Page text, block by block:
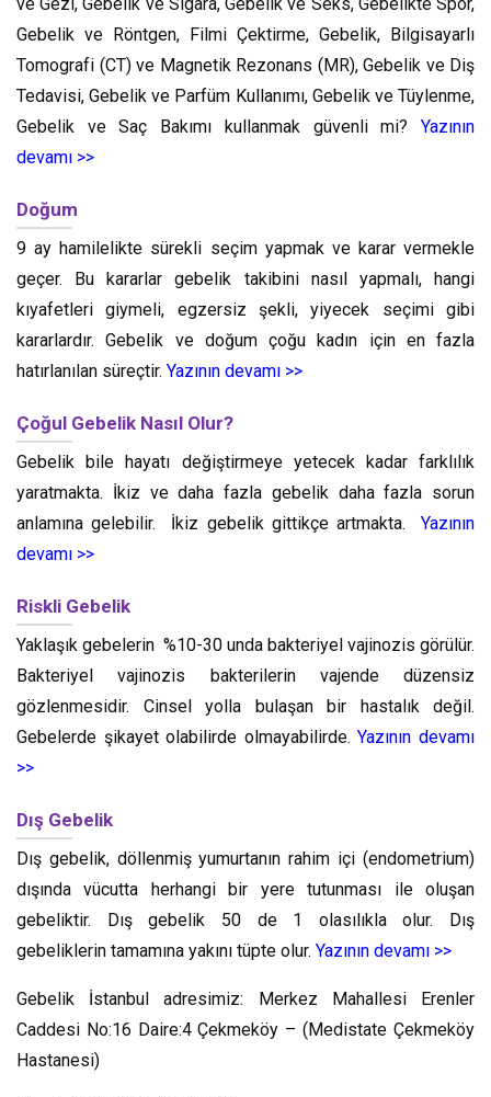
Gebelik ve Röntgen, Filmi Çektirme, Gebelik, Bilgisayarlı
Tomografi (CT) ve Magnetik Rezonans (MR), Gebelik ve Diş
Tedavisi, Gebelik ve Parfüm Kullanımı, Gebelik ve Tüylenme,
Gebelik ve Saç Bakımı kullanmak güvenli mi? Yazının
devamı >>
Doğum
9 ay hamilelikte sürekli seçim yapmak ve karar vermekle
geçer. Bu kararlar gebelik takibini nasıl yapmalı, hangi
kıyafetleri giymeli, egzersiz şekli, yiyecek seçimi gibi
kararlardır. Gebelik ve doğum çoğu kadın için en fazla
hatırlanılan süreçtir. Yazının devamı >>
Çoğul Gebelik Nasıl Olur?
Gebelik bile hayatı değiştirmeye yetecek kadar farklılık
yaratmakta. İkiz ve daha fazla gebelik daha fazla sorun
anlamına gelebilir. İkiz gebelik gittikçe artmakta. Yazının
devamı >>
Riskli Gebelik
Yaklaşık gebelerin %10-30 unda bakteriyel vajinozis görülür.
Bakteriyel vajinozis bakterilerin vajende düzensiz
gözlenmesidir. Cinsel yolla bulaşan bir hastalık değil.
Gebelerde şikayet olabilirde olmayabilirde.Yazının devamı
>>
Dış Gebelik
Dış gebelik, döllenmiş yumurtanın rahim içi (endometrium)
dışında vücutta herhangi bir yere tutunması ile oluşan
gebeliktir. Dış gebelik 50 de 1 olasılıkla olur. Dış
gebeliklerin tamamına yakını tüpte olur. Yazının devamı >>
Gebelik İstanbul adresimiz: Merkez Mahallesi Erenler
Caddesi No:16 Daire:4 Çekmeköy – (Medistate Çekmeköy
Hastanesi)